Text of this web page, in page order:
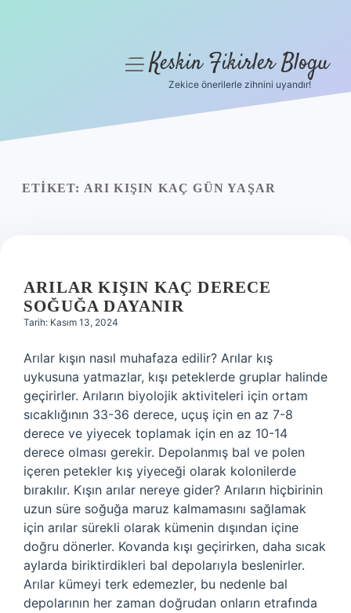
Yasal Uyarı
menüyüKeskin Fikirler Blogu
Zekice önerilerle zihnini uyandır!
ETIKET: ARI KIŞIN KAÇ GÜN YAŞAR
ARILAR KIŞIN KAÇ DERECE
SOĞUĞA DAYANIR
Tarih: Kasım 13, 2024
Arılar kışın nasıl muhafaza edilir? Arılar kış
uykusuna yatmazlar, kışı peteklerde gruplar halinde
geçirirler. Arıların biyolojik aktiviteleri için ortam
sıcaklığının 33-36 derece, uçuş için en az 7-8
derece ve yiyecek toplamak için en az 10-14
derece olması gerekir. Depolanmış bal ve polen
içeren petekler kış yiyeceği olarak kolonilerde
bırakılır. Kışın arılar nereye gider? Arıların hiçbirinin
uzun süre soğuğa maruz kalmamasını sağlamak
için arılar sürekli olarak kümenin dışından içine
doğru dönerler. Kovanda kışı geçirirken, daha sıcak
aylarda biriktirdikleri bal depolarıyla beslenirler.
Arılar kümeyi terk edemezler, bu nedenle bal
depolarının her zaman doğrudan onların etrafında